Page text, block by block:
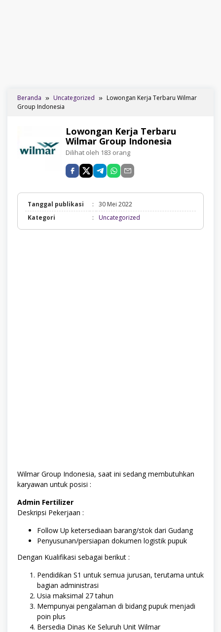
Beranda Uncategorized
Lowongan Kerja Terbaru Wilmar
Group Indonesia
Lowongan Kerja Terbaru
Wilmar Group Indonesia
Dilihat oleh 183 orang
Tanggal publikasi :
30 Mei 2022
Kategori
: Uncategorized
Wilmar Group Indonesia, saat ini sedang membutuhkan
karyawan untuk posisi :
Admin Fertilizer
Deskripsi Pekerjaan :
Follow Up ketersediaan barang/stok dari Gudang
Penyusunan/persiapan dokumen logistik pupuk
Dengan Kualifikasi sebagai berikut :
Pendidikan S1 untuk semua jurusan, terutama untuk
bagian administrasi
Usia maksimal 27 tahun
Mempunyai pengalaman di bidang pupuk menjadi
poin plus
Bersedia Dinas Ke Seluruh Unit Wilmar